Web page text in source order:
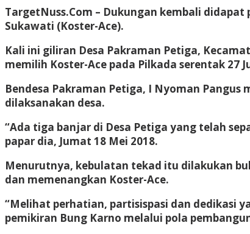
TargetNuss.Com – Dukungan kembali
Sukawati (Koster-Ace).
Kali ini giliran Desa Pakraman Petiga,
memilih Koster-Ace pada Pilkada serentak 27
Bendesa Pakraman Petiga, I Nyoman
dilaksanakan desa.
“Ada tiga banjar di Desa Petiga yang telah
papar dia, Jumat 18 Mei 2018.
Menurutnya, kebulatan tekad itu dilakukan
dan memenangkan Koster-Ace.
“Melihat perhatian, partisispasi dan dedikasi
pemikiran Bung Karno melalui pola